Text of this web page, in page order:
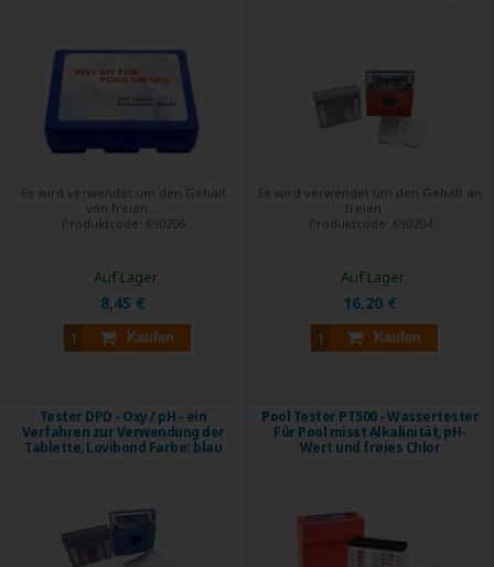
Es wird verwendet um den Gehalt
von freien ...
Produktcode: 690206
8,45 €
Kaufen
Auf Lager
Es wird verwendet um den Gehalt an
freien ...
Produktcode: 690204
16,20 €
Kaufen
Auf Lager
Tester DPD - Oxy / pH - ein
Verfahren zur Verwendung der
Tablette, Lovibond Farbe: blau
Pool Tester PT500 - Wassertester
Für Pool misst Alkalinität, pH-
Wert und freies Chlor